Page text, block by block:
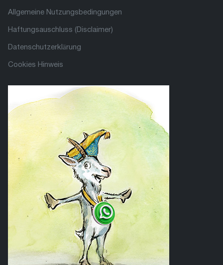
Allgemeine Nutzungsbedingungen
Haftungsauschluss (Disclaimer)
Datenschutzerklärung
Cookies Hinweis